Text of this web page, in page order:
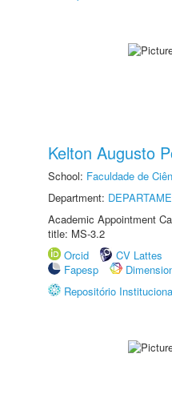
Kelton Augusto
School: Faculdade de
Department:
Academic Appointment
title: MS-3.2
Orcid
CV Lattes
Fapesp
Repositório